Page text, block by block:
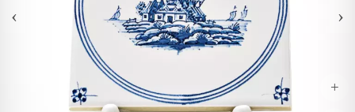
‹ ›
+